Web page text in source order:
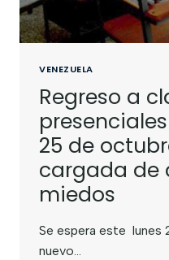
VENEZUELA
Regreso a
25 de
cargada de
miedos
Se espera este lunes
nuevo…